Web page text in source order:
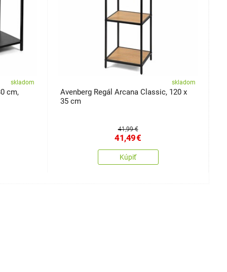
skladom
cm,
skladom
Avenberg Regál Arcana Classic, 120 x
35 cm
41,99 €
41,49€
Kúpiť